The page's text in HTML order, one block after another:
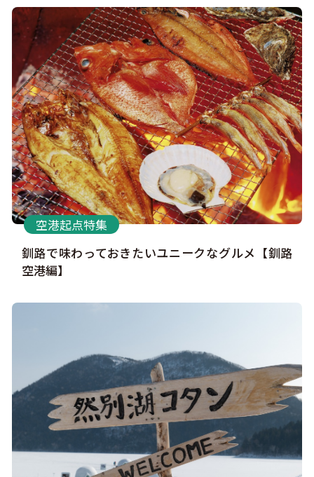
釧路で味わっておきたいユニークなグルメ【釧路
空港編】
空港起点特集